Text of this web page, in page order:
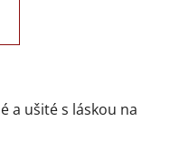
a ušité s láskou na